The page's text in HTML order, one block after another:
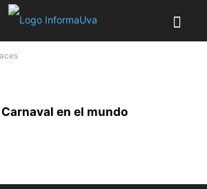
Carnaval en el mundo